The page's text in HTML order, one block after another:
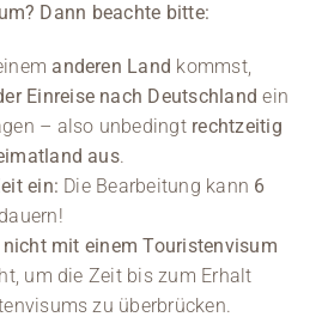
Dann beachte bitte:
anderen Land kommst,
Einreise nach Deutschland ein
– also unbedingt rechtzeitig
aus.
ein: Die Bearbeitung kann 6
dauern!
nicht mit einem Touristenvisum
um die Zeit bis zum Erhalt
zu überbrücken.